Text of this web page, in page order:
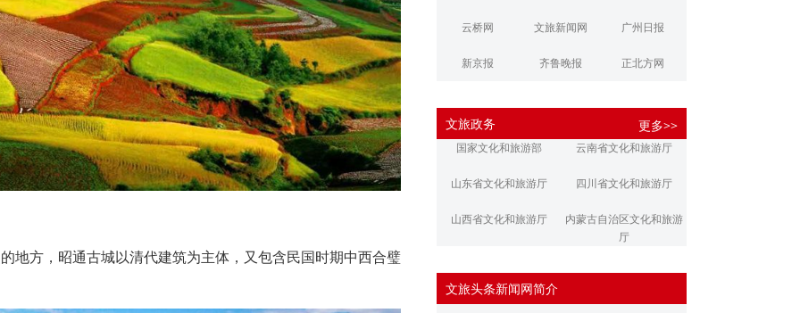
地方，昭通古城以清代建筑为主体，又包含民国时期中西合璧
云桥网 文旅新闻网 广州日报
新京报 齐鲁晚报 正北方网
江南都市报 潇湘晨报
文旅政务 更多>>
国家文化和旅游部 云南省文化和旅游厅
山东省文化和旅游厅 四川省文化和旅游厅
山西省文化和旅游厅
内蒙古自治区文化和旅游
厅
浙江省文化和旅游厅
文旅头条新闻网简介